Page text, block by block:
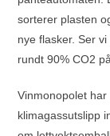
sorterer plasten
nye flasker. Ser
rundt 90% CO2
Vinmonopolet
klimagassutslipp